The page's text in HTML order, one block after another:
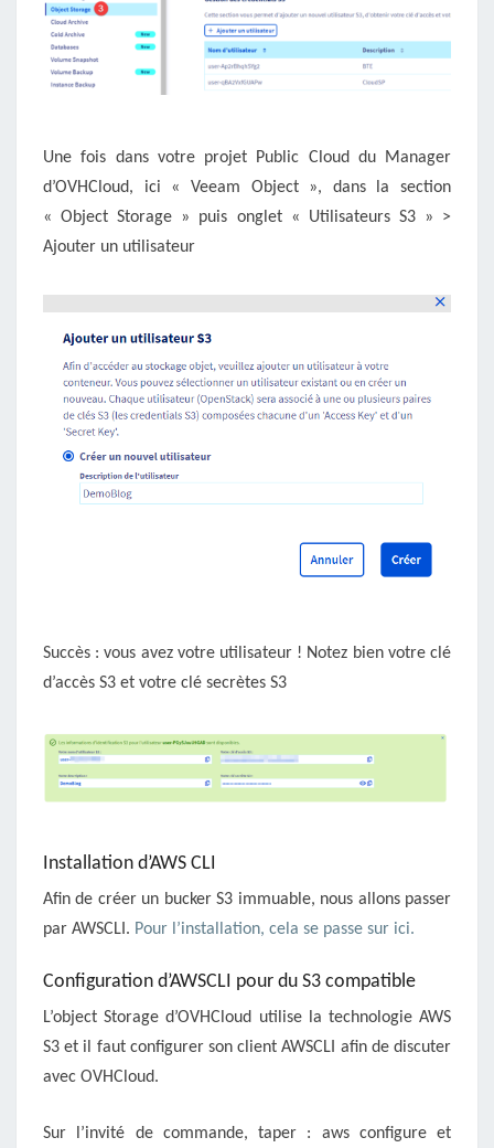
Une fois dans votre projet Public Cloud du Manager
d’OVHCloud, ici « Veeam Object », dans la section
« Object Storage » puis onglet « Utilisateurs S3 » >
Ajouter un utilisateur
Succès : vous avez votre utilisateur ! Notez bien votre clé
d’accès S3 et votre clé secrètes S3
Installation d’AWS CLI
Afin de créer un bucker S3 immuable, nous allons passer
par AWSCLI. Pour l’installation, cela se passe sur ici.
Configuration d’AWSCLI pour du S3 compatible
L’object Storage d’OVHCloud utilise la technologie AWS
S3 et il faut configurer son client AWSCLI afin de discuter
avec OVHCloud.
Sur l’invité de commande, taper : aws configure et